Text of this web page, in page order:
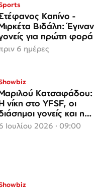
Καπίνο -
Βιδάλη: Έγιναν
για πρώτη φορά
6 ημέρες
Κατσαφάδου:
νίκη στο YFSF, οι
γονείς και η
ιστορία που
Ιουλίου 2026 · 09:00